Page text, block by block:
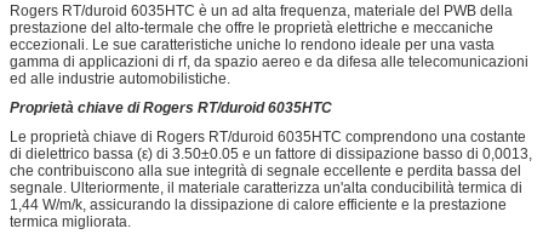
Rogers RT/duroid 6035HTC è un ad alta frequenza, materiale del PWB della
prestazione del alto-termale che offre le proprietà elettriche e meccaniche
eccezionali. Le sue caratteristiche uniche lo rendono ideale per una vasta
gamma di applicazioni di rf, da spazio aereo e da difesa alle telecomunicazioni
ed alle industrie automobilistiche.
Proprietà chiave di Rogers RT/duroid 6035HTC
Le proprietà chiave di Rogers RT/duroid 6035HTC comprendono una costante
di dielettrico bassa (ε) di 3.50±0.05 e un fattore di dissipazione basso di 0,0013,
che contribuiscono alla sue integrità di segnale eccellente e perdita bassa del
segnale. Ulteriormente, il materiale caratterizza un'alta conducibilità termica di
1,44 W/m/k, assicurando la dissipazione di calore efficiente e la prestazione
termica migliorata.